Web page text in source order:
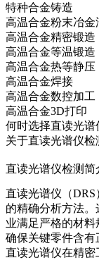
特种合金铸造
高温合金粉末冶金
高温合金精密锻造
高温合金等温锻造
高温合金热等静压
高温合金焊接
高温合金数控加工
高温合金3D打印
何时选择直读光谱
关于直读光谱仪检
直读光谱仪检测简
直读光谱仪（
的精确分析方法
业满足严格的材
确保关键零件含有
直读光谱仪在精